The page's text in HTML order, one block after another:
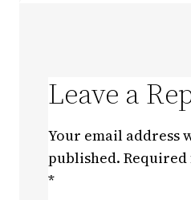
Leave a
Your email address
published.
*